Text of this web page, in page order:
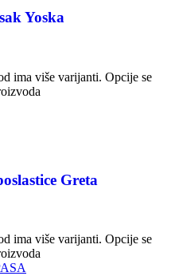
Yoska
ima više varijanti. Opcije se
Greta
ima više varijanti. Opcije se